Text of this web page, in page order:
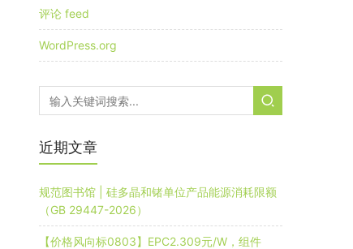
评论 feed
WordPress.org
近期文章
规范图书馆 | 硅多晶和锗单位产品能源消耗限额
（GB 29447-2026）
【价格风向标0803】EPC2.309元/W，组件